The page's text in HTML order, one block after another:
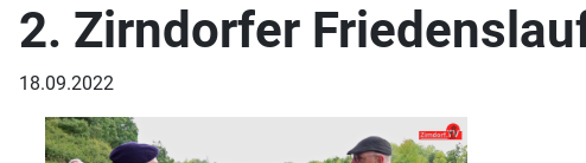
2. Zirndorfer
18.09.2022